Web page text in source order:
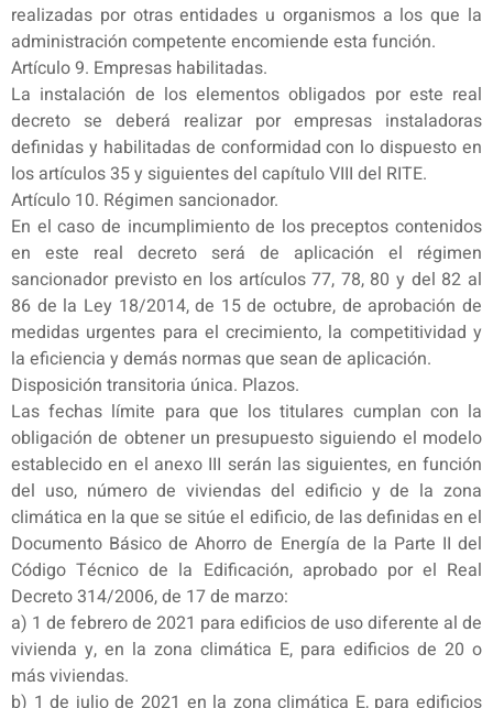
realizadas por otras entidades u organismos a los que la
administración competente encomiende esta función.
Artículo 9. Empresas habilitadas.
La instalación de los elementos obligados por este real
decreto se deberá realizar por empresas instaladoras
definidas y habilitadas de conformidad con lo dispuesto en
los artículos 35 y siguientes del capítulo VIII del RITE.
Artículo 10. Régimen sancionador.
En el caso de incumplimiento de los preceptos contenidos
en este real decreto será de aplicación el régimen
sancionador previsto en los artículos 77, 78, 80 y del 82 al
86 de la Ley 18/2014, de 15 de octubre, de aprobación de
medidas urgentes para el crecimiento, la competitividad y
la eficiencia y demás normas que sean de aplicación.
Disposición transitoria única. Plazos.
Las fechas límite para que los titulares cumplan con la
obligación de obtener un presupuesto siguiendo el modelo
establecido en el anexo III serán las siguientes, en función
del uso, número de viviendas del edificio y de la zona
climática en la que se sitúe el edificio, de las definidas en el
Documento Básico de Ahorro de Energía de la Parte II del
Código Técnico de la Edificación, aprobado por el Real
Decreto 314/2006, de 17 de marzo:
a) 1 de febrero de 2021 para edificios de uso diferente al de
vivienda y, en la zona climática E, para edificios de 20 o
más viviendas.